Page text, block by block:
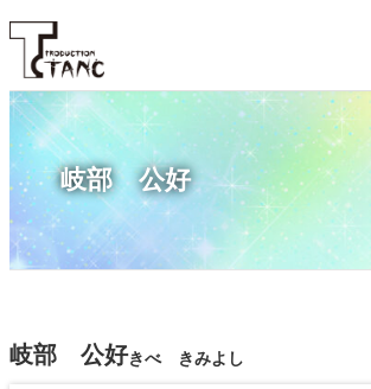
内
を
ス
ッ
プ
岐部 公好
岐部 公好きべ きみよし